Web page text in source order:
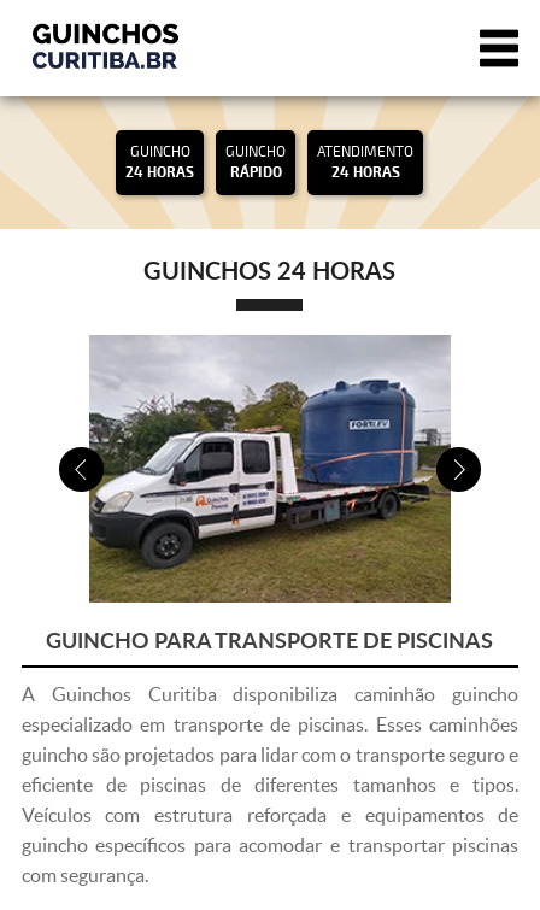
GUINCHO
24 HORAS
GUINCHO
RÁPIDO
ATENDIMENTO
24 HORAS
GUINCHOS 24 HORAS
GUINCHO PARA TRANSPORTE DE PISCINAS
A Guinchos Curitiba disponibiliza caminhão guincho
especializado em transporte de piscinas. Esses caminhões
guincho são projetados para lidar com o transporte seguro e
eficiente de piscinas de diferentes tamanhos e tipos.
Veículos com estrutura reforçada e equipamentos de
guincho específicos para acomodar e transportar piscinas
com segurança.